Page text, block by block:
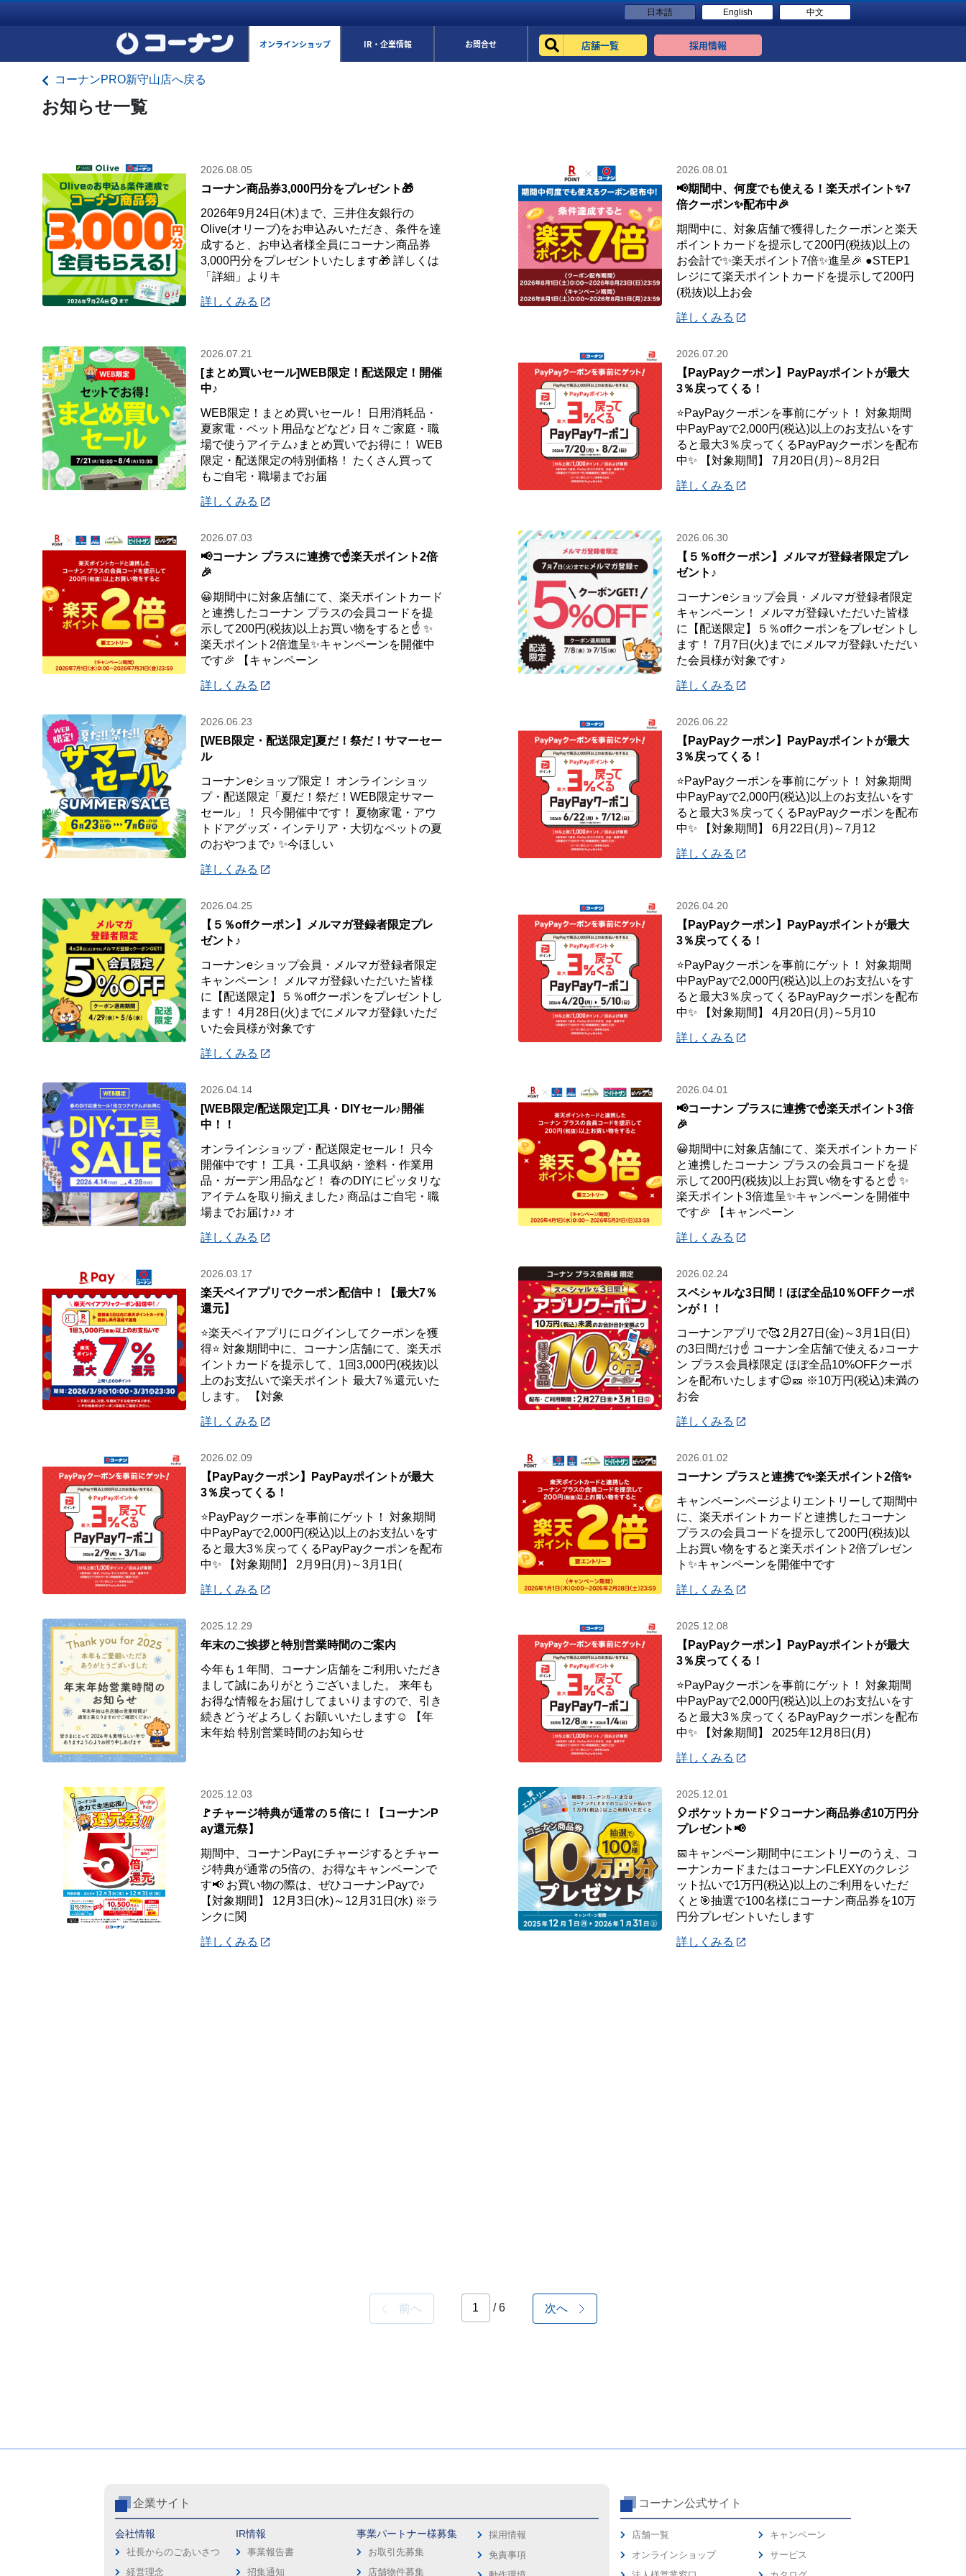
日本語 English 中文
オンラインショップ IR・企業情報 お問合せ 店舗一覧 採用情報
コーナンPRO新守山店へ戻る
お知らせ一覧
2026.08.05
コーナン商品券3,000円分をプレゼント🎁
2026年9月24日(木)まで、三井住友銀行の
Olive(オリーブ)をお申込みいただき、条件を達
成すると、お申込者様全員にコーナン商品券
3,000円分をプレゼントいたします🎁 詳しくは
「詳細」よりキ
詳しくみる
2026.08.01
📢期間中、何度でも使える！楽天ポイント✨7
倍クーポン✨配布中🎉
期間中に、対象店舗で獲得したクーポンと楽天
ポイントカードを提示して200円(税抜)以上の
お会計で✨楽天ポイント7倍✨進呈🎉 ●STEP1
レジにて楽天ポイントカードを提示して200円
(税抜)以上お会
詳しくみる
2026.07.21
[まとめ買いセール]WEB限定！配送限定！開催
中♪
WEB限定！まとめ買いセール！ 日用消耗品・
夏家電・ペット用品などなど♪ 日々ご家庭・職
場で使うアイテム♪まとめ買いでお得に！ WEB
限定・配送限定の特別価格！ たくさん買って
もご自宅・職場までお届
詳しくみる
2026.07.20
【PayPayクーポン】PayPayポイントが最大
3％戻ってくる！
⭐PayPayクーポンを事前にゲット！ 対象期間
中PayPayで2,000円(税込)以上のお支払いをす
ると最大3％戻ってくるPayPayクーポンを配布
中✨ 【対象期間】 7月20日(月)～8月2日
詳しくみる
2026.07.03
📢コーナン プラスに連携で☝️楽天ポイント2倍
🎉
😀期間中に対象店舗にて、楽天ポイントカード
と連携したコーナン プラスの会員コードを提
示して200円(税抜)以上お買い物をすると☝️ ✨
楽天ポイント2倍進呈✨キャンペーンを開催中
です🎉 【キャンペーン
詳しくみる
2026.06.30
【５％offクーポン】メルマガ登録者限定プレ
ゼント♪
コーナンeショップ会員・メルマガ登録者限定
キャンペーン！ メルマガ登録いただいた皆様
に【配送限定】５％offクーポンをプレゼントし
ます！ 7月7日(火)までにメルマガ登録いただい
た会員様が対象です♪
詳しくみる
2026.06.23
[WEB限定・配送限定]夏だ！祭だ！サマーセー
ル
コーナンeショップ限定！ オンラインショッ
プ・配送限定「夏だ！祭だ！WEB限定サマー
セール」！ 只今開催中です！ 夏物家電・アウ
トドアグッズ・インテリア・大切なペットの夏
のおやつまで♪ ✨今ほしい
詳しくみる
2026.06.22
【PayPayクーポン】PayPayポイントが最大
3％戻ってくる！
⭐PayPayクーポンを事前にゲット！ 対象期間
中PayPayで2,000円(税込)以上のお支払いをす
ると最大3％戻ってくるPayPayクーポンを配布
中✨ 【対象期間】 6月22日(月)～7月12
詳しくみる
2026.04.25
【５％offクーポン】メルマガ登録者限定プレ
ゼント♪
コーナンeショップ会員・メルマガ登録者限定
キャンペーン！ メルマガ登録いただいた皆様
に【配送限定】５％offクーポンをプレゼントし
ます！ 4月28日(火)までにメルマガ登録いただ
いた会員様が対象です
詳しくみる
2026.04.20
【PayPayクーポン】PayPayポイントが最大
3％戻ってくる！
⭐PayPayクーポンを事前にゲット！ 対象期間
中PayPayで2,000円(税込)以上のお支払いをす
ると最大3％戻ってくるPayPayクーポンを配布
中✨ 【対象期間】 4月20日(月)～5月10
詳しくみる
2026.04.14
[WEB限定/配送限定]工具・DIYセール♪開催
中！！
オンラインショップ・配送限定セール！ 只今
開催中です！ 工具・工具収納・塗料・作業用
品・ガーデン用品など！ 春のDIYにピッタリな
アイテムを取り揃えました♪ 商品はご自宅・職
場までお届け♪♪ オ
詳しくみる
2026.04.01
📢コーナン プラスに連携で☝️楽天ポイント3倍
🎉
😀期間中に対象店舗にて、楽天ポイントカード
と連携したコーナン プラスの会員コードを提
示して200円(税抜)以上お買い物をすると☝️ ✨
楽天ポイント3倍進呈✨キャンペーンを開催中
です🎉 【キャンペーン
詳しくみる
2026.03.17
楽天ペイアプリでクーポン配信中！【最大7％
還元】
⭐楽天ペイアプリにログインしてクーポンを獲
得⭐ 対象期間中に、コーナン店舗にて、楽天ポ
イントカードを提示して、1回3,000円(税抜)以
上のお支払いで楽天ポイント 最大7％還元いた
します。 【対象
詳しくみる
2026.02.24
スペシャルな3日間！ほぼ全品10％OFFクーポ
ンが！！
コーナンアプリで🥰 2月27日(金)～3月1日(日)
の3日間だけ☝️ コーナン全店舗で使える♪コーナ
ン プラス会員様限定 ほぼ全品10%OFFクーポ
ンを配布いたします😉🎫 ※10万円(税込)未満の
お会
詳しくみる
2026.02.09
【PayPayクーポン】PayPayポイントが最大
3％戻ってくる！
⭐PayPayクーポンを事前にゲット！ 対象期間
中PayPayで2,000円(税込)以上のお支払いをす
ると最大3％戻ってくるPayPayクーポンを配布
中✨ 【対象期間】 2月9日(月)～3月1日(
詳しくみる
2026.01.02
コーナン プラスと連携で✨楽天ポイント2倍✨
キャンペーンページよりエントリーして期間中
に、楽天ポイントカードと連携したコーナン
プラスの会員コードを提示して200円(税抜)以
上お買い物をすると楽天ポイント2倍プレゼン
ト✨キャンペーンを開催中です
詳しくみる
2025.12.29
年末のご挨拶と特別営業時間のご案内
今年も１年間、コーナン店舗をご利用いただき
まして誠にありがとうございました。 来年も
お得な情報をお届けしてまいりますので、引き
続きどうぞよろしくお願いいたします☺ 【年
末年始 特別営業時間のお知らせ
2025.12.08
【PayPayクーポン】PayPayポイントが最大
3％戻ってくる！
⭐PayPayクーポンを事前にゲット！ 対象期間
中PayPayで2,000円(税込)以上のお支払いをす
ると最大3％戻ってくるPayPayクーポンを配布
中✨ 【対象期間】 2025年12月8日(月)
詳しくみる
2025.12.03
🚩チャージ特典が通常の５倍に！【コーナンP
ay還元祭】
期間中、コーナンPayにチャージするとチャー
ジ特典が通常の5倍の、お得なキャンペーンで
す📢 お買い物の際は、ぜひコーナンPayで♪
【対象期間】 12月3日(水)～12月31日(水) ※ラ
ンクに関
詳しくみる
2025.12.01
🎈ポケットカード🎈コーナン商品券💰10万円分
プレゼント📢
📅キャンペーン期間中にエントリーのうえ、コ
ーナンカードまたはコーナンFLEXYのクレジ
ット払いで1万円(税込)以上のご利用をいただ
くと🎯抽選で100名様にコーナン商品券を10万
円分プレゼントいたします
詳しくみる
前へ / 6 次へ
企業サイト
会社情報
社長からのごあいさつ
経営理念
IR情報
事業報告書
招集通知
事業パートナー様募集
お取引先募集
店舗物件募集
採用情報
免責事項
コーナン公式サイト
店舗一覧
オンラインショップ
キャンペーン
サービス